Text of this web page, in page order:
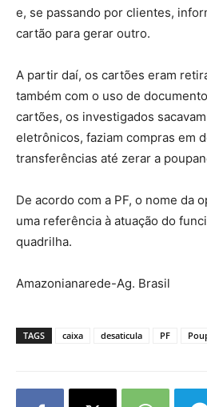
e, se passando por clientes,
cartão para gerar outro.
A partir daí, os cartões eram
também com o uso de
cartões, os investigados
eletrônicos, faziam compras em
transferências até zerar a
De acordo com a PF, o nome da
uma referência à atuação do
quadrilha.
Amazonianarede-Ag. Brasil
TAGS caixa desaticula PF